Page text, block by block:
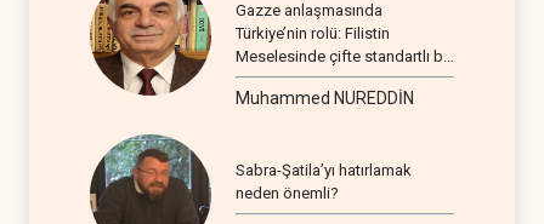
Gazze anlaşmasında
Türkiye’nin rolü: Filistin
Meselesinde çifte standartlı bir
seyir
Muhammed NUREDDİN
Sabra-Şatila’yı hatırlamak
neden önemli?